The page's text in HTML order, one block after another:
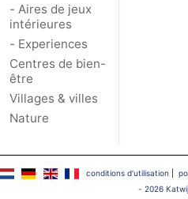
- Aires de jeux
intérieures
- Experiences
Centres de bien-
être
Villages & villes
Nature
conditions d‘utilisation
- 2026